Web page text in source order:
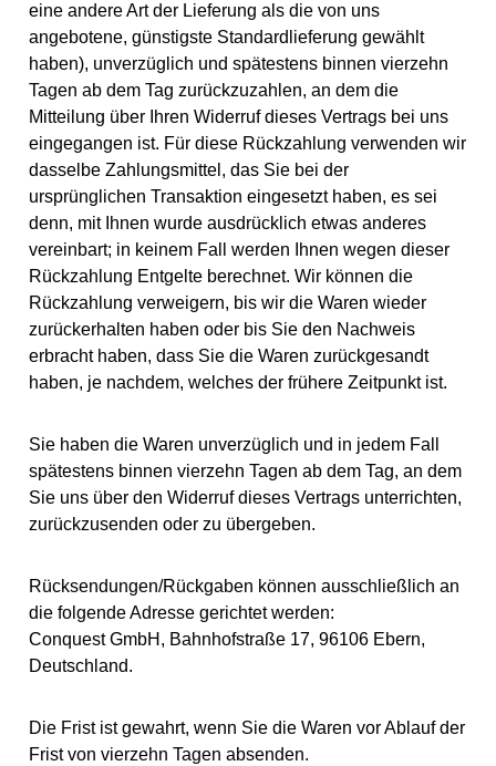
eine andere Art der Lieferung als die von uns
angebotene, günstigste Standardlieferung gewählt
haben), unverzüglich und spätestens binnen vierzehn
Tagen ab dem Tag zurückzuzahlen, an dem die
Mitteilung über Ihren Widerruf dieses Vertrags bei uns
eingegangen ist. Für diese Rückzahlung verwenden wir
dasselbe Zahlungsmittel, das Sie bei der
ursprünglichen Transaktion eingesetzt haben, es sei
denn, mit Ihnen wurde ausdrücklich etwas anderes
vereinbart; in keinem Fall werden Ihnen wegen dieser
Rückzahlung Entgelte berechnet. Wir können die
Rückzahlung verweigern, bis wir die Waren wieder
zurückerhalten haben oder bis Sie den Nachweis
erbracht haben, dass Sie die Waren zurückgesandt
haben, je nachdem, welches der frühere Zeitpunkt ist.
Sie haben die Waren unverzüglich und in jedem Fall
spätestens binnen vierzehn Tagen ab dem Tag, an dem
Sie uns über den Widerruf dieses Vertrags unterrichten,
zurückzusenden oder zu übergeben.
Rücksendungen/Rückgaben können ausschließlich an
die folgende Adresse gerichtet werden:
Conquest GmbH, Bahnhofstraße 17, 96106 Ebern,
Deutschland.
Die Frist ist gewahrt, wenn Sie die Waren vor Ablauf der
Frist von vierzehn Tagen absenden.